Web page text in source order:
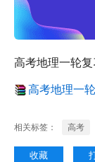
高考地理一轮
高考地理一
相关标签： 高考
收藏